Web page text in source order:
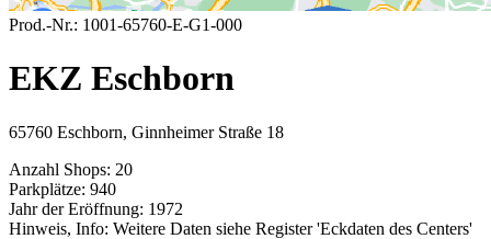
Prod.-Nr.: 1001-65760-E-G1-000
EKZ Eschborn
65760 Eschborn, Ginnheimer Straße 18
Anzahl Shops: 20
Parkplätze: 940
Jahr der Eröffnung: 1972
Hinweis, Info: Weitere Daten siehe Register 'Eckdaten des Centers'